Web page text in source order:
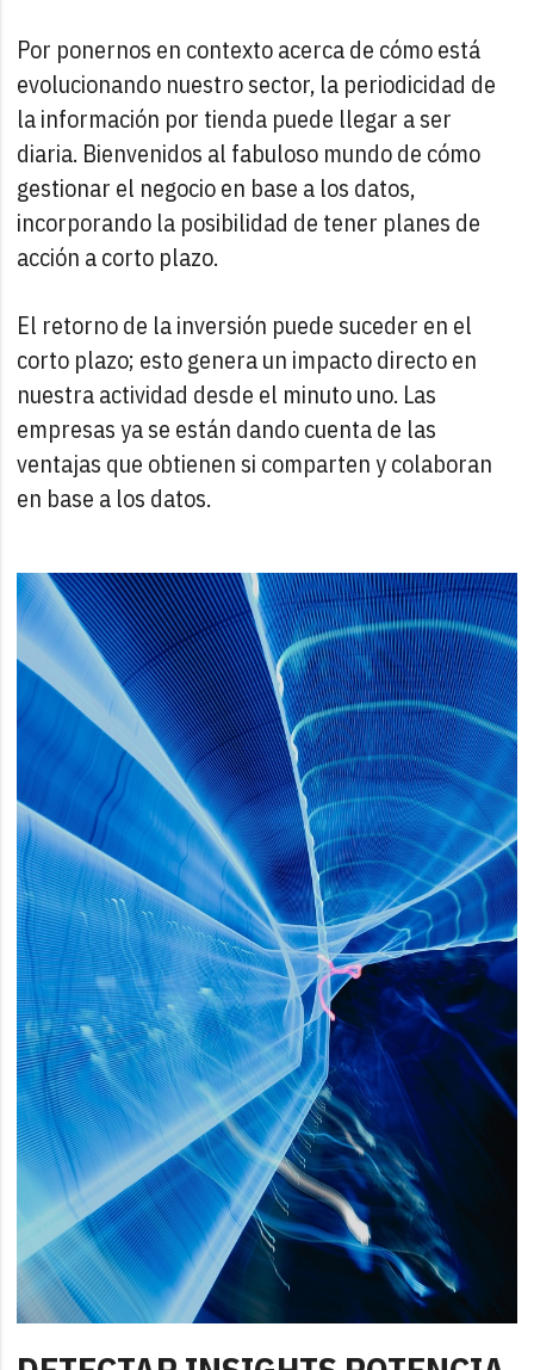
Por ponernos en contexto acerca de cómo está
evolucionando nuestro sector, la periodicidad de
la información por tienda puede llegar a ser
diaria. Bienvenidos al fabuloso mundo de cómo
gestionar el negocio en base a los datos,
incorporando la posibilidad de tener planes de
acción a corto plazo.
El retorno de la inversión puede suceder en el
corto plazo; esto genera un impacto directo en
nuestra actividad desde el minuto uno. Las
empresas ya se están dando cuenta de las
ventajas que obtienen si comparten y colaboran
en base a los datos.